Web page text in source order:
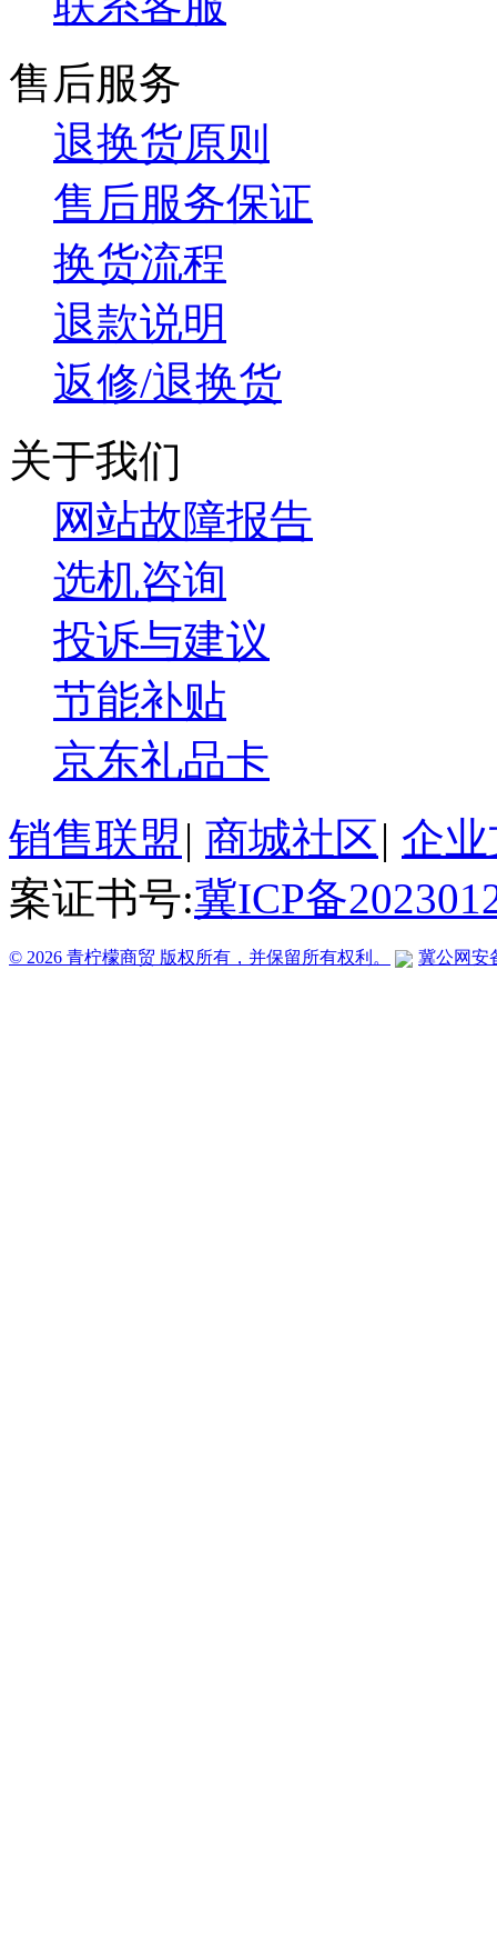
售后服务
退换货原则
售后服务保证
换货流程
退款说明
返修/退换货
关于我们
网站故障报告
选机咨询
投诉与建议
节能补贴
京东礼品卡
销售联盟 | 商城社区| 企
案证书号:冀ICP备
© 2026 青柠檬商贸 版权所有，并保留所有权利。 冀公网安